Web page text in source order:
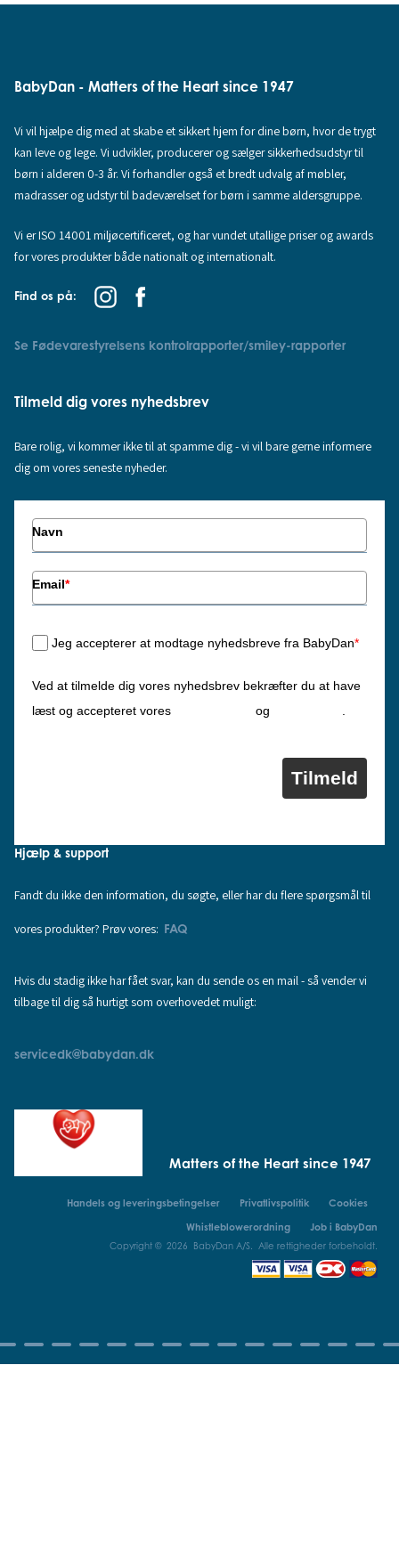
BabyDan - Matters of the Heart since 1947
Vi vil hjælpe dig med at skabe et sikkert hjem for dine børn, hvor de trygt
kan leve og lege. Vi udvikler, producerer og sælger sikkerhedsudstyr til
børn i alderen 0-3 år. Vi forhandler også et bredt udvalg af møbler,
madrasser og udstyr til badeværelset for børn i samme aldersgruppe.
Vi er ISO 14001 miljøcertificeret, og har vundet utallige priser og awards
for vores produkter både nationalt og internationalt.
Find os på:
Se Fødevarestyrelsens kontrolrapporter/smiley-rapporter
Tilmeld dig vores nyhedsbrev
Bare rolig, vi kommer ikke til at spamme dig - vi vil bare gerne informere
dig om vores seneste nyheder.
Navn
Email*
Jeg accepterer at modtage nyhedsbreve fra BabyDan*
Ved at tilmelde dig vores nyhedsbrev bekræfter du at have
læst og accepteret vores
og
Tilmeld
Hjælp & support
Fandt du ikke den information, du søgte, eller har du flere spørgsmål til
vores produkter? Prøv vores: FAQ
Hvis du stadig ikke har fået svar, kan du sende os en mail - så vender vi
tilbage til dig så hurtigt som overhovedet muligt:
servicedk@babydan.dk
Matters of the Heart since 1947
Handels og leveringsbetingelser Privatlivspolitik
Cookies
Whistleblowerordning
Job i BabyDan
Copyright © 2026 BabyDan A/S. Alle rettigheder forbeholdt.